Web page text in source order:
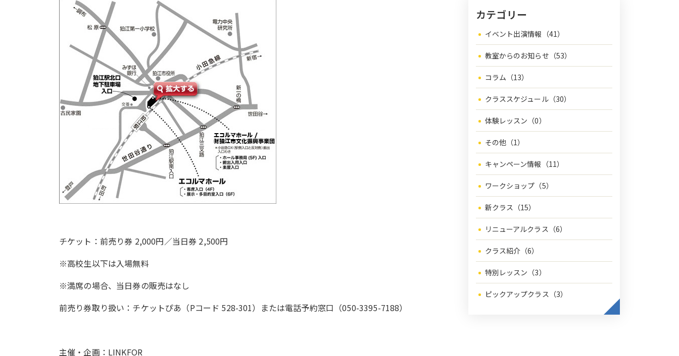
チケット：前売り券 2,000円／当日券 2,500円
※高校生以下は入場無料
※満席の場合、当日券の販売はなし
前売り券取り扱い：チケットぴあ（Pコード 528-301）または電話予約窓口（050-3395-7188）
主催・企画：LINKFOR
カテゴリー
イベント出演情報（41）
教室からのお知らせ（53）
コラム（13）
クラススケジュール（30）
体験レッスン（0）
その他（1）
キャンペーン情報（11）
ワークショップ（5）
新クラス（15）
リニューアルクラス（6）
クラス紹介（6）
特別レッスン（3）
ピックアップクラス（3）